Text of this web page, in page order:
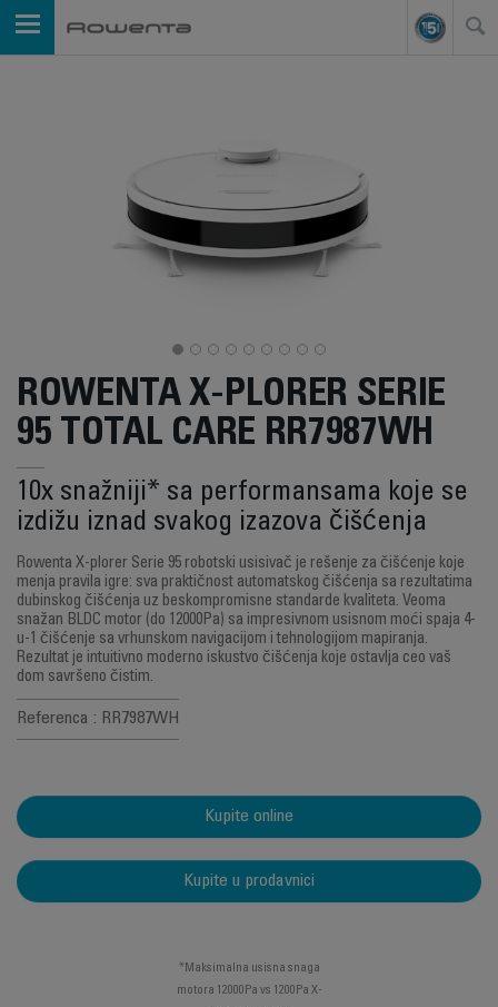
ROWENTA X-PLORER SERIE
95 TOTAL CARE RR7987WH
10x snažniji* sa performansama koje se
izdižu iznad svakog izazova čišćenja
Rowenta X-plorer Serie 95 robotski usisivač je rešenje za čišćenje koje
menja pravila igre: sva praktičnost automatskog čišćenja sa rezultatima
dubinskog čišćenja uz beskompromisne standarde kvaliteta. Veoma
snažan BLDC motor (do 12000Pa) sa impresivnom usisnom moći spaja 4-
u-1 čišćenje sa vrhunskom navigacijom i tehnologijom mapiranja.
Rezultat je intuitivno moderno iskustvo čišćenja koje ostavlja ceo vaš
dom savršeno čistim.
Referenca : RR7987WH
Kupite online
Kupite u prodavnici
*Maksimalna usisna snaga
motora 12000Pa vs 1200Pa X-